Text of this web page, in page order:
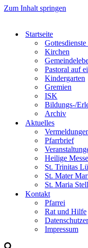
Zum Inhalt springen
Startseite
Kirchen
Pastoral auf
Kindergarten
Gremien
ISK
Bildungs-/
Archiv
Aktuelles
Pfarrbrief
Heilige
St. Trinitas
St. Mater
St. Maria
Kontakt
Pfarrei
Rat und Hilfe
Impressum